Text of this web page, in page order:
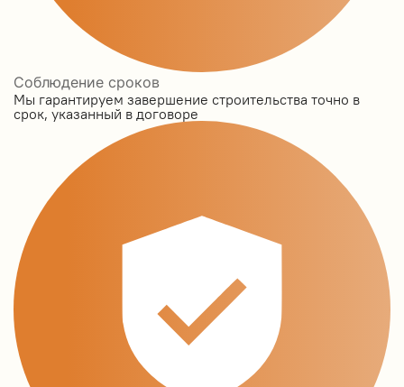
Соблюдение сроков
Мы гарантируем завершение строительства точно в
срок, указанный в договоре